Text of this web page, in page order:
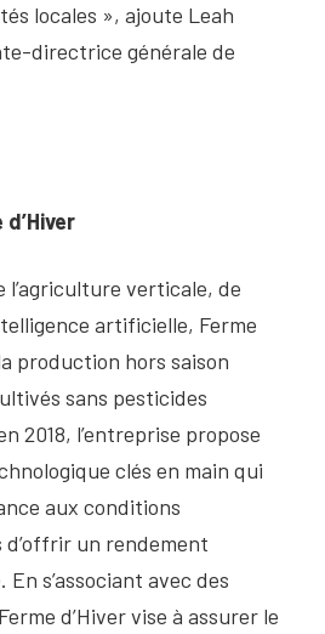
locales », ajoute Leah
directrice générale de
l’agriculture verticale, de
artificielle, Ferme
production hors saison
sans pesticides
2018, l’entreprise propose
clés en main qui
aux conditions
un rendement
s’associant avec des
d’Hiver vise à assurer le